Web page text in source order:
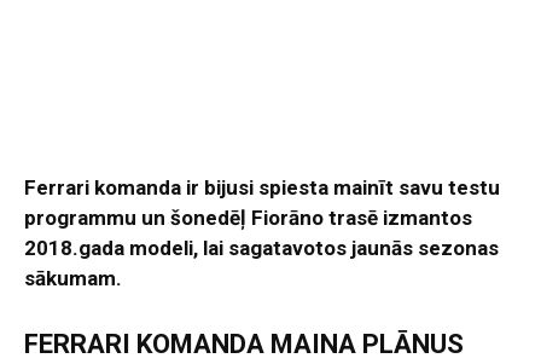
Ferrari komanda ir bijusi spiesta mainīt savu testu
programmu un šonedēļ Fiorāno trasē izmantos
2018.gada modeli, lai sagatavotos jaunās sezonas
sākumam.
FERRARI KOMANDA MAINA PLĀNUS